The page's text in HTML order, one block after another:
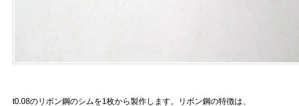
t0.08のリボン鋼のシムを1枚から製作します。リボン鋼の特徴は、